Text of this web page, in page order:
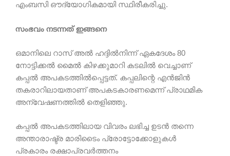
എംബസി ഔദ്യോഗികമായി സ്ഥിരീകരിച്ചു.
സംഭവം നടന്നത് ഇങ്ങനെ
ഒമാനിലെ റാസ് അൽ ഹദ്ദിൽനിന്ന് ഏകദേശം 80
നോട്ടിക്കൽ മൈൽ കിഴക്കുമാറി കടലിൽ വെച്ചാണ്
കപ്പൽ അപകടത്തിൽപ്പെട്ടത്. കപ്പലിന്റെ എൻജിൻ
തകരാറിലായതാണ് അപകടകാരണമെന്ന് പ്രാഥമിക
അന്വേഷണത്തിൽ തെളിഞ്ഞു.
കപ്പൽ അപകടത്തിലായ വിവരം ലഭിച്ച ഉടൻ തന്നെ
അന്താരാഷ്ട്ര മാരിടൈം പ്രോട്ടോക്കോളുകൾ
പ്രകാരം രക്ഷാപ്രവർത്തനം